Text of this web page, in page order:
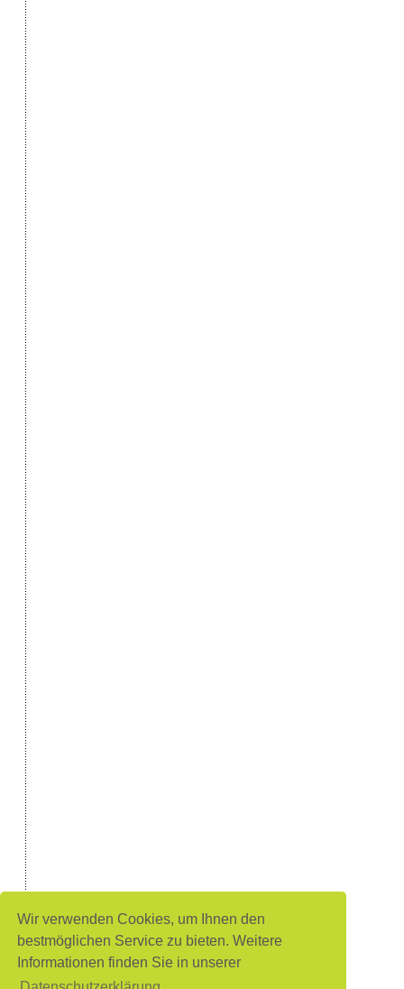
Wir verwenden Cookies, um Ihnen den
bestmöglichen Service zu bieten. Weitere
Informationen finden Sie in unserer